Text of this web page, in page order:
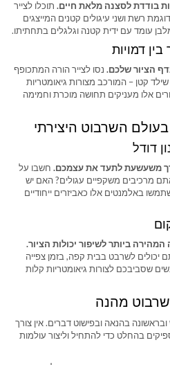
תוכלו לצייר
רשת ושני עיגולים קטנים המייצגים
עומד עם ידית קטנה וגלגלים בתחתיתו.
דמויות
הציור שלכם. נסו לצייר הורה המתכופף
קטן – המורכב מצורות גיאומטריות
אלו מעניקים תחושה מוכרת וחמימה
השרבוט היצירתי
דודל
משעשעת לתעד את עצמכם. חשבו על
מרכיבים משקפיים עגולים? האם יש
באלמנטים אלו כאביזרים ייחודיים
ביותר לשיפור יכולות הציור.
יכולים לשרבט בבית קפה, בזמן צפייה
שסביבכם לצורות גיאומטריות קלות
מהנה
בהנאה ובפישוט דברים. אין צורך
בהחלט כדי להתחיל וליצור עולמות